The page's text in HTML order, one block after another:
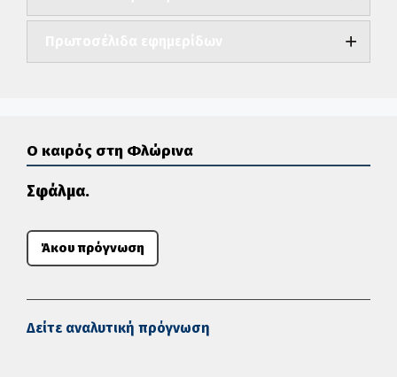
Ο καιρός στη Φλώρινα
Σφάλμα.
Άκου πρόγνωση
Δείτε αναλυτική πρόγνωση